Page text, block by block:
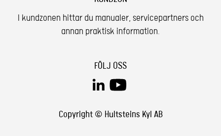
I kundzonen hittar du manualer, servicepartners och
annan praktisk information.
FÖLJ OSS
Copyright © Hultsteins Kyl AB